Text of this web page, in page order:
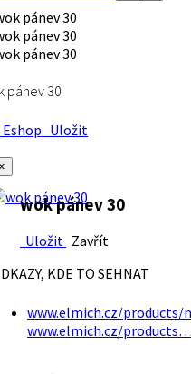
pánev 30
Uložit
wok pánev 30
Uložit Zavřít
KDE TO SEHNAT
www.elmich.cz/
www.elmich.cz/products…